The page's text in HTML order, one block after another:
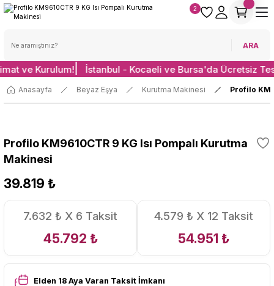
ARA
2
ve Kurulum! İstanbul - Kocaeli ve Bursa'da Ücretsiz
Anasayfa Beyaz Eşya Kurutma Makinesi Profilo
Profilo KM9610CTR 9 KG Isı Pompalı Kurutma
Makinesi
39.819 ₺
7.632 ₺ X 6 Taksit
45.792 ₺
4.579 ₺ X 12 Taksit
54.951 ₺
Elden 18 Aya Varan Taksit İmkanı